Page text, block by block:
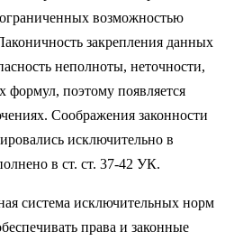
возможностью
закрепления данных
неполноты, неточности,
формул, поэтому появляется
Соображения законности
исключительно в
в ст. ст. 37-42 УК.
система исключительных норм
права и законные